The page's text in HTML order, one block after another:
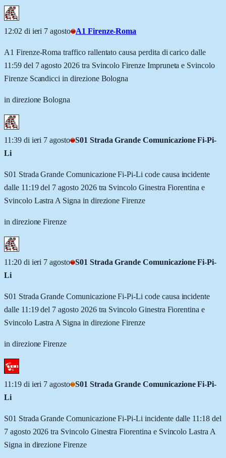
12:02 di ieri 7 agosto A1 Firenze-Roma
A1 Firenze-Roma traffico rallentato causa perdita di carico dalle
11:59 del 7 agosto 2026 tra Svincolo Firenze Impruneta e Svincolo
Firenze Scandicci in direzione Bologna
in direzione Bologna
11:39 di ieri 7 agosto S01 Strada Grande Comunicazione Fi-Pi-
Li
S01 Strada Grande Comunicazione Fi-Pi-Li code causa incidente
dalle 11:19 del 7 agosto 2026 tra Svincolo Ginestra Fiorentina e
Svincolo Lastra A Signa in direzione Firenze
in direzione Firenze
11:20 di ieri 7 agosto S01 Strada Grande Comunicazione Fi-Pi-
Li
S01 Strada Grande Comunicazione Fi-Pi-Li code causa incidente
dalle 11:19 del 7 agosto 2026 tra Svincolo Ginestra Fiorentina e
Svincolo Lastra A Signa in direzione Firenze
in direzione Firenze
11:19 di ieri 7 agosto S01 Strada Grande Comunicazione Fi-Pi-
Li
S01 Strada Grande Comunicazione Fi-Pi-Li incidente dalle 11:18 del
7 agosto 2026 tra Svincolo Ginestra Fiorentina e Svincolo Lastra A
Signa in direzione Firenze